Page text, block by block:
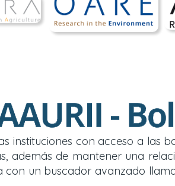
instituciones con acceso a las
además de mantener una
un buscador avanzado